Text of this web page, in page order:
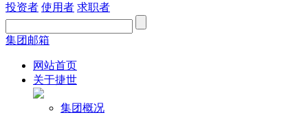
投资者 使用者 求职者
集团邮箱
网站首页
关于捷世
集团概况